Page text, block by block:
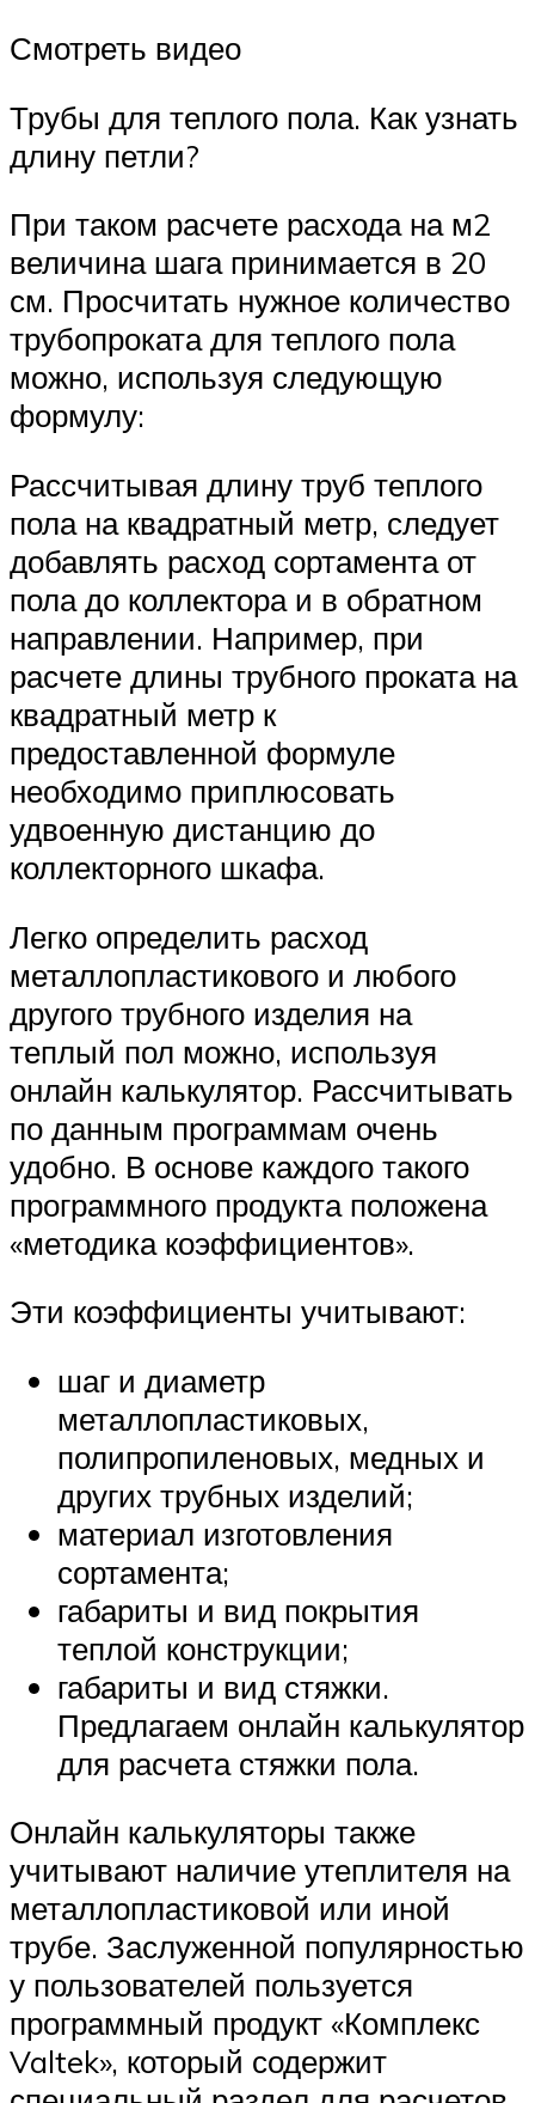
Смотреть видео
Трубы для теплого пола. Как узнать
длину петли?
При таком расчете расхода на м2
величина шага принимается в 20
см. Просчитать нужное количество
трубопроката для теплого пола
можно, используя следующую
формулу:
Рассчитывая длину труб теплого
пола на квадратный метр, следует
добавлять расход сортамента от
пола до коллектора и в обратном
направлении. Например, при
расчете длины трубного проката на
квадратный метр к
предоставленной формуле
необходимо приплюсовать
удвоенную дистанцию до
коллекторного шкафа.
Легко определить расход
металлопластикового и любого
другого трубного изделия на
теплый пол можно, используя
онлайн калькулятор. Рассчитывать
по данным программам очень
удобно. В основе каждого такого
программного продукта положена
«методика коэффициентов».
Эти коэффициенты учитывают:
шаг и диаметр
металлопластиковых,
полипропиленовых, медных и
других трубных изделий;
материал изготовления
сортамента;
габариты и вид покрытия
теплой конструкции;
габариты и вид стяжки.
Предлагаем онлайн калькулятор
для расчета стяжки пола.
Онлайн калькуляторы также
учитывают наличие утеплителя на
металлопластиковой или иной
трубе. Заслуженной популярностью
у пользователей пользуется
программный продукт «Комплекс
Valtek», который содержит